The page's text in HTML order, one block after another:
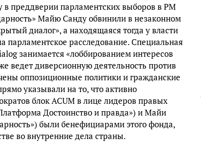
в преддверии парламентских выборов в РМ
Майю Санду обвинили в незаконном
диалог», а находящаяся тогда у власти
парламентское расследование. Специальная
занимается «лоббированием интересов
ведет диверсионную деятельность против
оппозиционные политики и гражданские
указывали на то, что активно
блок ACUM в лице лидеров правых
Достоинство и правда») и Майи
были бенефициарами этого фонда,
во внутренние дела страны.